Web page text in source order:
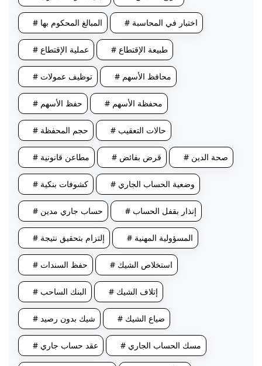
# المبالغ المحكوم بها # اختبار في المحاسبة
# عملية الإقتطاع # طبيعة الإقتطاع
# توظيف عمولات # محافظ الأسهم
# حفظ الأسهم # محفظة الأسهم
# حجم المحفظة # حالات التعقيب
# مطاعن قانونية # قرض بفائض # صحة الدين
# كشوفات بنكية # وضعية الحساب الجاري
# حساب جاري مدين # إنذار بقفل الحساب
# إلتزام بتحقيق نتيجة # المسؤولية المهنية
# حفظ السندات # استخلاص الشيك
# البنك الساحب # إتلاف الشيك
# شيك بدون رصيد # ضياع الشيك
# عقد حساب جاري # مسك الحساب الجاري